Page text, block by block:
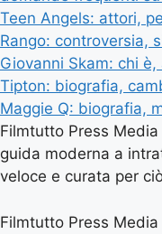
Teen Angels: attori,
Rango: controversia,
Giovanni Skam: chi
Tipton: biografia,
Maggie Q: biografia,
Filmtutto Press
guida moderna a
veloce e curata per
Filmtutto Press